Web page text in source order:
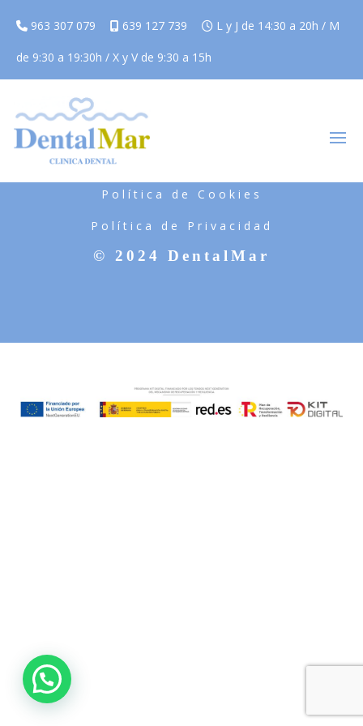
963 307 079 639 127 739 L y J de 14:30 a 20h / M
de 9:30 a 19:30h / X y V de 9:30 a 15h
Política de Cookies
Política de Privacidad
© 2024 DentalMar